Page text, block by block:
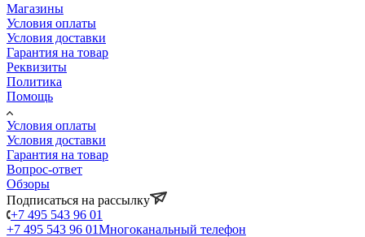
Магазины
Условия оплаты
Условия доставки
Гарантия на товар
Реквизиты
Политика
Помощь
Условия оплаты
Условия доставки
Гарантия на товар
Вопрос-ответ
Обзоры
Подписаться на рассылку
+7 495 543 96 01
+7 495 543 96 01Многоканальный телефон